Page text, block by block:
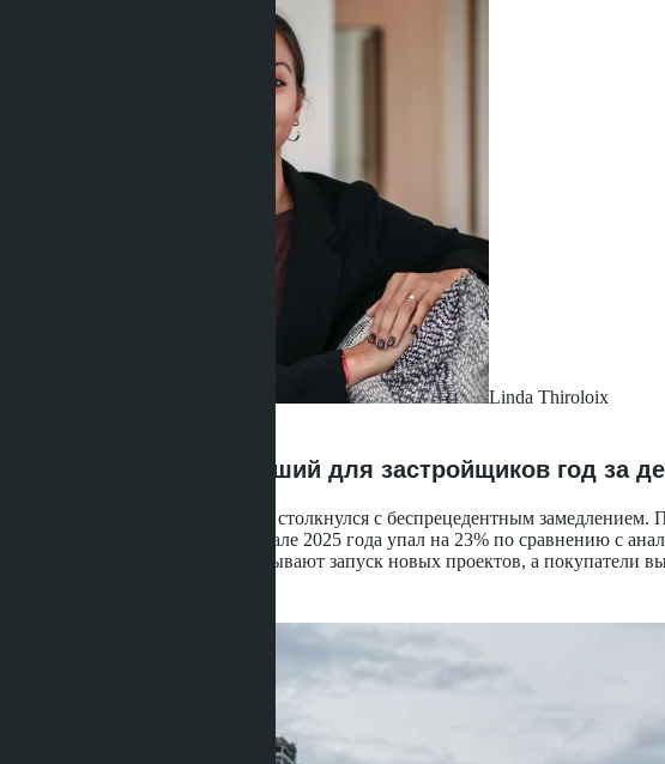
Linda Thiroloix
Таиланд входит в худший для застройщиков год за
Рынок недвижимости Таиланда столкнулся с беспрецедентным
кондоминиумов в первом квартале 2025 года упал на 23% по сравнению с
год к году. Застройщики откладывают запуск новых проектов, а